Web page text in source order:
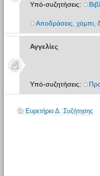
Υπό-συζητήσεις:
Αποδράσεις, χόμπι,
Αγγελίες
Υπό-συζητήσεις:
Ευρετήριο Δ. Συζήτησης